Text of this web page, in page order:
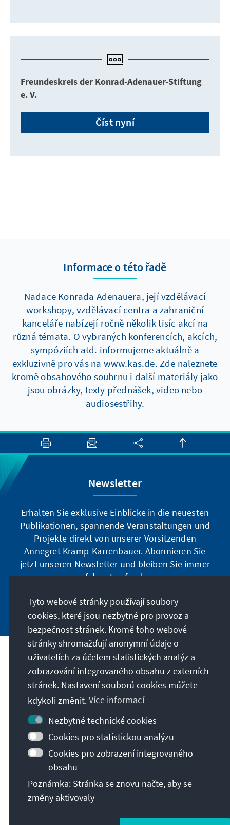
Freundeskreis der Konrad-Adenauer-Stiftung
e. V.
Číst nyní
Informace o této řadě
Nadace Konrada Adenauera, její vzdělávací
workshopy, vzdělávací centra a zahraniční
kanceláře nabízejí ročně několik tisíc akcí na
různá témata. O vybraných konferencích, akcích,
sympóziích atd. informujeme aktuálně a
exkluzivně pro vás na www.kas.de. Zde naleznete
kromě obsahového souhrnu i další materiály jako
jsou obrázky, texty přednášek, video nebo
audiosestřihy.
Newsletter
Erhalten Sie exklusive Einblicke in die neuesten
Publikationen, spannende Veranstaltungen und
Projekte direkt von unserer Vorsitzenden
Annegret Kramp-Karrenbauer. Abonnieren Sie
jetzt unseren Newsletter und bleiben Sie immer
auf dem Laufenden.
Jetzt abonnieren
Naše poslání
Kontakt
Další nabídky Stiftungu
Zásady ochrany soukromí
Podmínky používání
Erklärung zur Barrierefreiheit
Sitemap
© Konrad-Adenauer-Stiftung e.V. 2026
Tyto webové stránky používají soubory
cookies, které jsou nezbytné pro provoz a
bezpečnost stránek. Kromě toho webové
stránky shromažďují anonymní údaje o
uživatelích za účelem statistických analýz a
zobrazování integrovaného obsahu z externích
stránek. Nastavení souborů cookies můžete
kdykoli změnit.Více informací
Nezbytné technické cookies
Cookies pro statistickou analýzu
Cookies pro zobrazení integrovaného
obsahu
Poznámka: Stránka se znovu načte, aby se
změny aktivovaly